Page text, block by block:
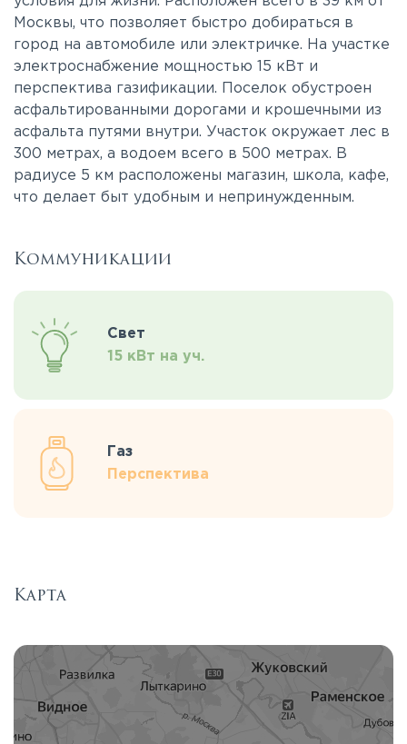
Москвы, что позволяет быстро добираться в
город на автомобиле или электричке. На участке
электроснабжение мощностью 15 кВт и
перспектива газификации. Поселок обустроен
асфальтированными дорогами и крошечными из
асфальта путями внутри. Участок окружает лес в
300 метрах, а водоем всего в 500 метрах. В
радиусе 5 км расположены магазин, школа, кафе,
что делает быт удобным и непринужденным.
Коммуникации
Свет
15 кВт на уч.
Газ
Перспектива
Карта